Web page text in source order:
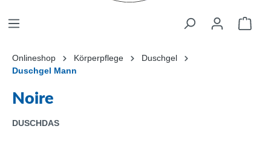
Onlineshop Körperpflege
Duschgel
Duschgel Mann
Noire
DUSCHDAS